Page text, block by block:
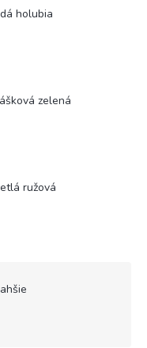
holubia
zelená
ružová